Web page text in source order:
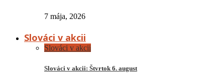
7 mája, 2026
Slováci v akcii
Slováci v akcii
Slováci v akcii: Štvrtok 6. august